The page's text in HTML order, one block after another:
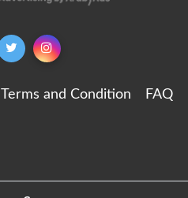
Terms and Condition FAQ